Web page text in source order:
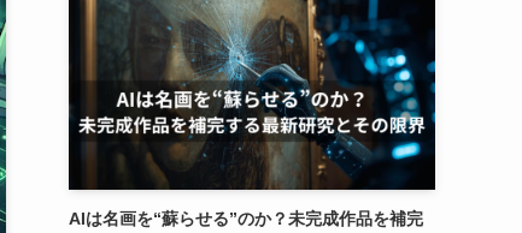
AIは名画を“蘇らせる”のか？未完成作品を補完